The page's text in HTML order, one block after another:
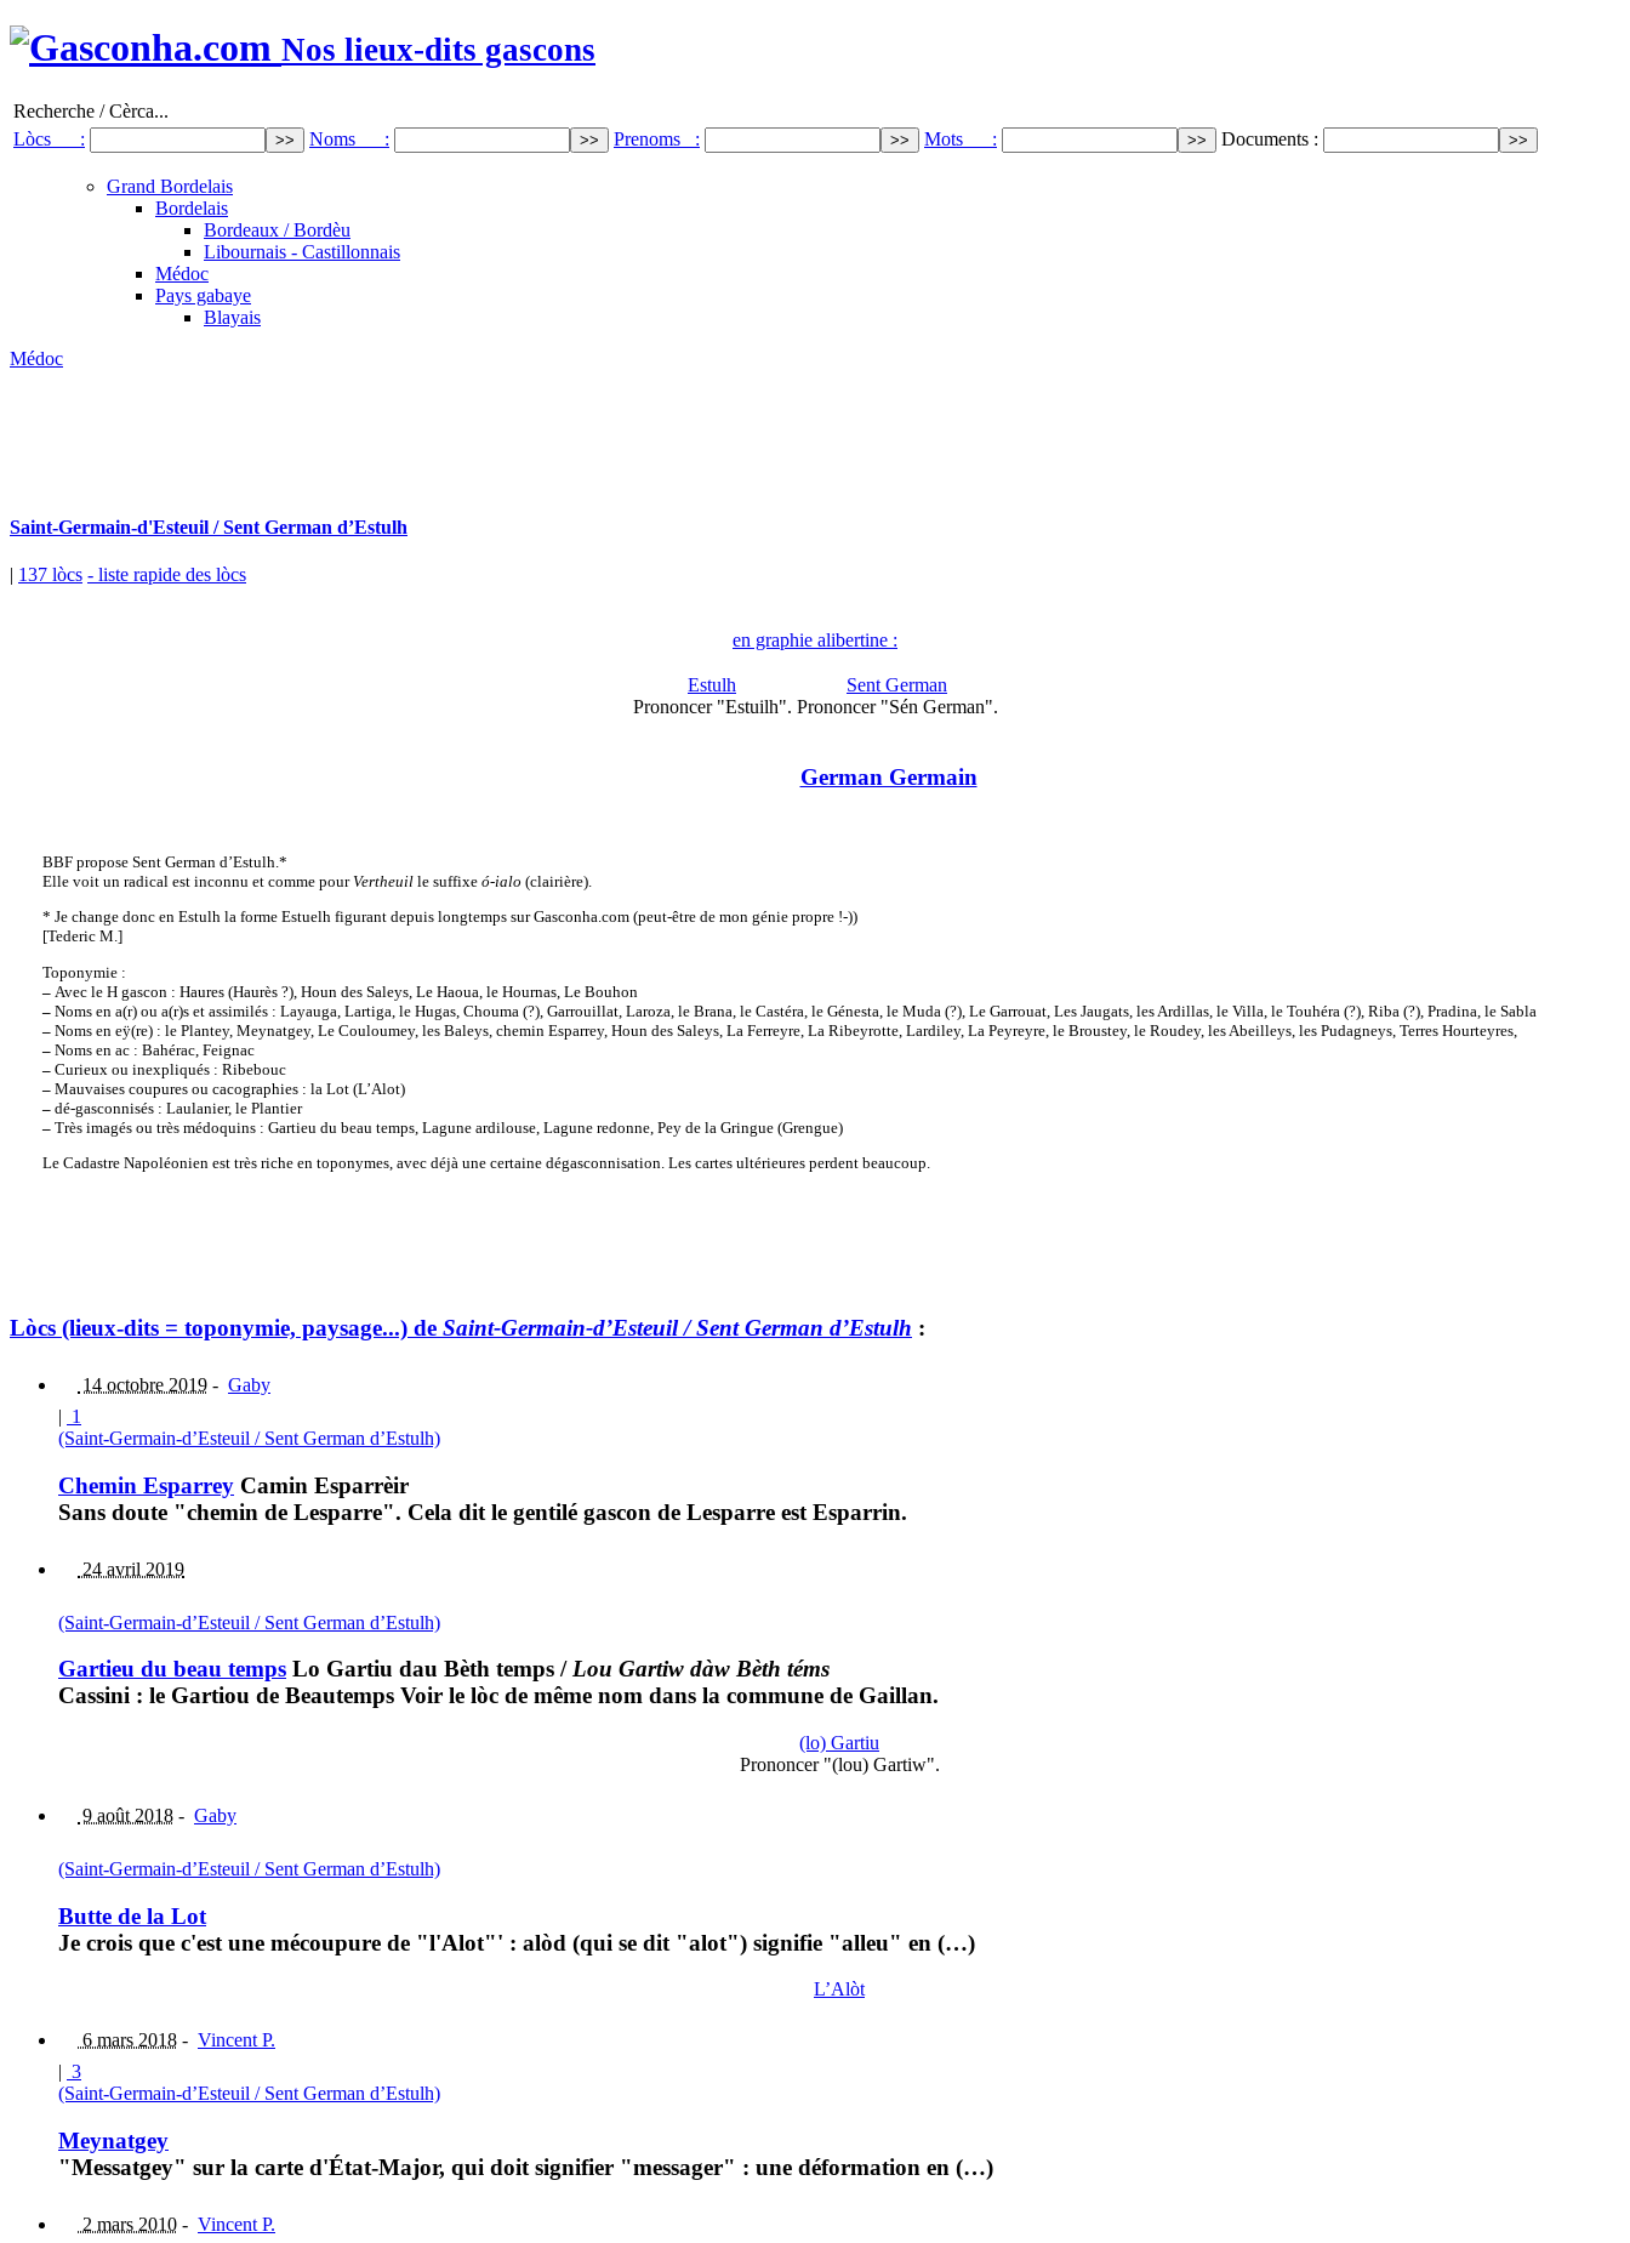
Nos lieux-dits gascons
Recherche / Cèrca...
Lòcs :
Noms : Prenoms : Mots : Documents :
Grand Bordelais
Bordelais
Bordeaux / Bordèu
Libournais - Castillonnais
Médoc
Pays gabaye
Blayais
Médoc
Saint-Germain-d'Esteuil / Sent German d’Estulh
| 137 lòcs - liste rapide des lòcs
en graphie alibertine :
Estulh
Prononcer "Estuilh".
Sent German
Prononcer "Sén German".
German Germain
BBF propose Sent German d’Estulh.*
Elle voit un radical est inconnu et comme pourVertheuille suffixe ó-ialo (clairière).
* Je change donc en Estulh la forme Estuelh figurant depuis longtemps sur Gasconha.com (peut-être de mon génie propre !-))
[Tederic M.]
Toponymie :
–Avec le H gascon : Haures (Haurès ?), Houn des Saleys, Le Haoua, le Hournas, Le Bouhon
–Noms en a(r) ou a(r)s et assimilés : Layauga, Lartiga, le Hugas, Chouma (?), Garrouillat, Laroza, le Brana, le Castéra, le Génesta, le Muda (?), Le Garrouat, Les Jaugats, les Ardillas, le Villa, le Touhéra (?), Riba (?), Pradina, le Sabla
–Noms en eÿ(re) : le Plantey, Meynatgey, Le Couloumey, les Baleys, chemin Esparrey, Houn des Saleys, La Ferreyre, La Ribeyrotte, Lardiley, La Peyreyre, le Broustey, le Roudey, les Abeilleys, les Pudagneys, Terres Hourteyres,
–Noms en ac : Bahérac, Feignac
–Curieux ou inexpliqués : Ribebouc
–Mauvaises coupures ou cacographies : la Lot (L’Alot)
–dé-gasconnisés : Laulanier, le Plantier
–Très imagés ou très médoquins : Gartieu du beau temps, Lagune ardilouse, Lagune redonne, Pey de la Gringue (Grengue)
Le Cadastre Napoléonien est très riche en toponymes, avec déjà une certaine dégasconnisation. Les cartes ultérieures perdent beaucoup.
Lòcs (lieux-dits = toponymie, paysage...) de Saint-Germain-d’Esteuil / Sent German d’Estulh :
14 octobre 2019 - Gaby
| 1
(Saint-Germain-d’Esteuil / Sent German d’Estulh)
Chemin Esparrey Camin Esparrèir
Sans doute "chemin de Lesparre". Cela dit le gentilé gascon de Lesparre est Esparrin.
24 avril 2019
(Saint-Germain-d’Esteuil / Sent German d’Estulh)
Gartieu du beau temps Lo Gartiu dau Bèth temps /Lou Gartiw dàw Bèth téms
Cassini : le Gartiou de Beautemps Voir le lòc de même nom dans la commune de Gaillan.
(lo) Gartiu
Prononcer "(lou) Gartiw".
9 août 2018 - Gaby
(Saint-Germain-d’Esteuil / Sent German d’Estulh)
Butte de la Lot
Je crois que c'est une mécoupure de "l'Alot"' : alòd (qui se dit "alot") signifie "alleu" en (…)
L’Alòt
6 mars 2018 - Vincent P.
3
(Saint-Germain-d’Esteuil / Sent German d’Estulh)
Meynatgey
"Messatgey" sur la carte d'État-Major, qui doit signifier "messager" : une déformation en (…)
2 mars 2010 - Vincent P.